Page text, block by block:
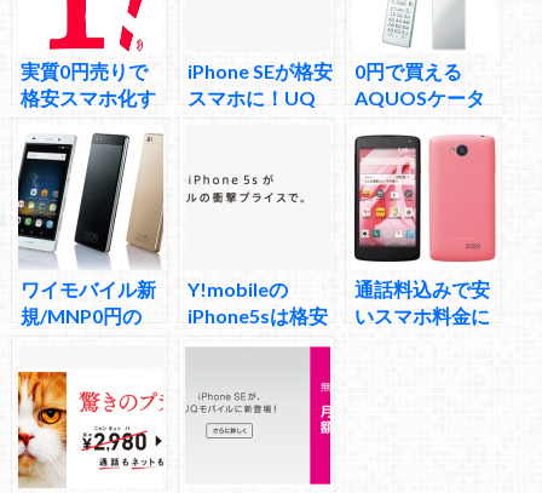
実質0円売りで
格安スマホ化す
iPhone SEが格安
スマホに！UQ
値下げ実施、維
持費0円運用も
0円で買える
AQUOSケータ
持ち用のガラケ
ーとして考えて
みた
ワイモバイル新
規/MNP0円の
503HW/DIGNO
C 404KCは通話
定額かつ一括で
買いやすい格安
スマホ
Y!mobileの
iPhone5sは格安
スマホとして安
が高い
通話料込みで安
いスマホ料金に